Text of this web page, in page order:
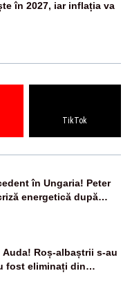
în 2027, iar inflația va
TikTok
în Ungaria! Peter
energetică după
la Paks
Auda! Roș-albaștrii s-au
fost eliminați din